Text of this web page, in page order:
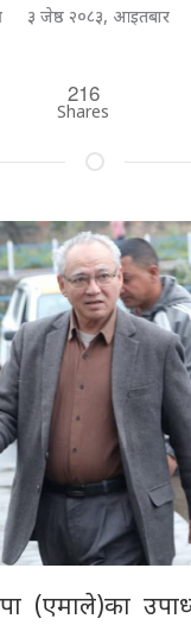
३ जेष्ठ २०८३, आइतबार
216
Shares
(एमाले)का